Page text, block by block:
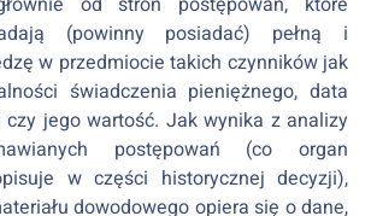
(powinny posiadać) pełną i
w przedmiocie takich czynników jak
świadczenia pieniężnego, data
czy jego wartość. Jak wynika z analizy
postępowań (co organ
w części historycznej decyzji),
dowodowego opiera się o dane,